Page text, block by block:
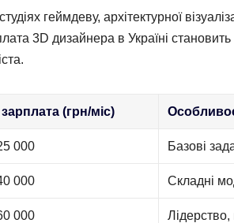
геймдеву, архітектурної
3D дизайнера в Україні
(грн/міс)
000 Базові
000 Складні
000 Лідерство,